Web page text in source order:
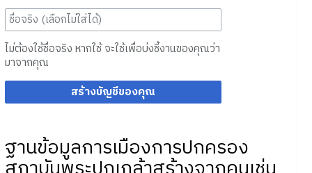
ไม่ต้องใช้ชื่อจริง หากใช้ จะใช้เพื่อบ่งชี้งานของคุณว่า
มาจากคุณ
สร้างบัญชีของคุณ
ฐานข้อมูลการเมืองการปกครอง